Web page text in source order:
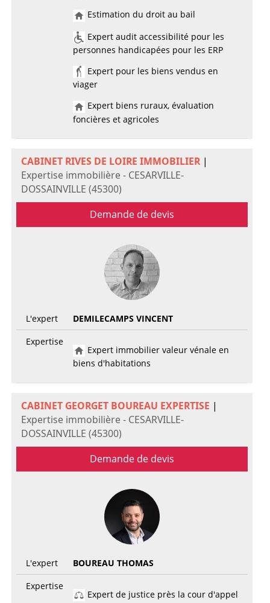
Estimation du droit au bail
Expert audit accessibilité pour les
personnes handicapées pour les ERP
Expert pour les biens vendus en
viager
Expert biens ruraux, évaluation
foncières et agricoles
CABINET RIVES DE LOIRE IMMOBILIER|
Expertise immobilière - CESARVILLE-
DOSSAINVILLE (45300)
Demande de devis
L'expert
DEMILECAMPS VINCENT
Expertise
Expert immobilier valeur vénale en
biens d'habitations
CABINET GEORGET BOUREAU EXPERTISE |
Expertise immobilière - CESARVILLE-
DOSSAINVILLE (45300)
Demande de devis
L'expert
BOUREAU THOMAS
Expertise
Expert de justice près la cour d'appel